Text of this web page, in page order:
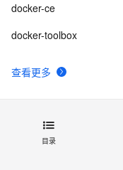
目录
查看更多
docker-ce
docker-toolbox
关注我们：